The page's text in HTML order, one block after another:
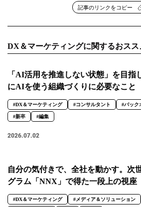
記事のリンクをコピー
DX＆マーケティングに関するおスス
「AI活用を推進しない状態」を目指
にAIを使う組織づくりに必要なこと
#DX＆マーケティング #コンサルタント #バック
#新卒 #編集
2026.07.02
自分の気付きで、全社を動かす。次
グラム「NNX」で得た一段上の視座
#DX＆マーケティング #メディア＆ソリューション